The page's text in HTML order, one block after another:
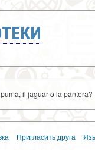
il jaguar o la pantera?
Пригласить друга